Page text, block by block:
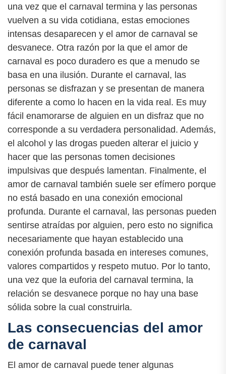
una vez que el carnaval termina y las personas
vuelven a su vida cotidiana, estas emociones
intensas desaparecen y el amor de carnaval se
desvanece. Otra razón por la que el amor de
carnaval es poco duradero es que a menudo se
basa en una ilusión. Durante el carnaval, las
personas se disfrazan y se presentan de manera
diferente a como lo hacen en la vida real. Es muy
fácil enamorarse de alguien en un disfraz que no
corresponde a su verdadera personalidad. Además,
el alcohol y las drogas pueden alterar el juicio y
hacer que las personas tomen decisiones
impulsivas que después lamentan. Finalmente, el
amor de carnaval también suele ser efímero porque
no está basado en una conexión emocional
profunda. Durante el carnaval, las personas pueden
sentirse atraídas por alguien, pero esto no significa
necesariamente que hayan establecido una
conexión profunda basada en intereses comunes,
valores compartidos y respeto mutuo. Por lo tanto,
una vez que la euforia del carnaval termina, la
relación se desvanece porque no hay una base
sólida sobre la cual construirla.
Las consecuencias del amor
de carnaval
El amor de carnaval puede tener algunas